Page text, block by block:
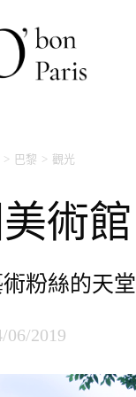
巴黎 觀光
美術館
術粉絲的天堂
06/2019